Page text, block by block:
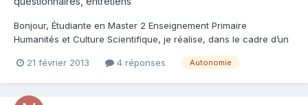
Bonjour, Étudiante en Master 2 Enseignement Primaire
Humanités et Culture Scientifique, je réalise, dans le cadre d’un
l’autonomie à l'école primaire, compétence majeure mise en
Question...
21 février 2013 4 réponses Autonomie